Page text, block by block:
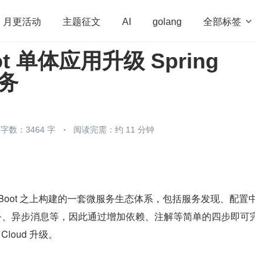
月更活动 主题征文 AI golang 全部标签 
算法 学习方法 Web3.0
单体应用升级 Spring
数：3464 字 阅读完需：约 11 分钟
之上构建的一套微服务生态体系，包括服务发现、配置
异步消息等，因此通过增加依赖、注解等简单的四步即可
升级。